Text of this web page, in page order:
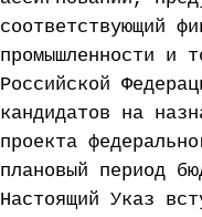
соответствующий
промышленности и
Российской
кандидатов на
проекта
плановый период
Настоящий Указ